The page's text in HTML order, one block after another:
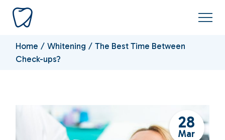
Home Whitening
The Best Time Between
Check-ups?
28
Mar